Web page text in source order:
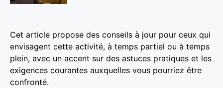
Cet article propose des conseils à jour pour ceux qui
envisagent cette activité, à temps partiel ou à temps
plein, avec un accent sur des astuces pratiques et les
exigences courantes auxquelles vous pourriez être
confronté.